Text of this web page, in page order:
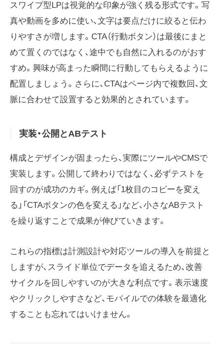
スワイプ型LPは視覚的な印象が強く残る形式です。写
真や動画を多めに使い、文字は要点だけに絞ると伝わ
りやすさが増します。CTA（行動ボタン）は最後にまと
めて置くのではなく、途中でも自然に入れるのがおす
すめ。興味が高まった瞬間に行動してもらえるように
配置しましょう。さらに、CTAはページ内で複数回、文
脈に合わせて設置すると効果的とされています。
実装・公開とABテスト
構成とデザインが固まったら、実際にツールやCMSで
実装します。公開して終わりではなく、必ずテストを
回すのが成功のカギ。例えば「1枚目のコピーを変え
る」「CTAボタンの色を変える」など、小さなABテスト
を繰り返すことで成果が伸びていきます。
これらの指標は計測設計や対応ツールの導入を前提と
しますが、スライド単位でデータを追えるため、改善
サイクルを回しやすいのが大きな利点です。表示速度
やクリックしやすさなど、モバイルでの体験を最適化
することも忘れてはいけません。